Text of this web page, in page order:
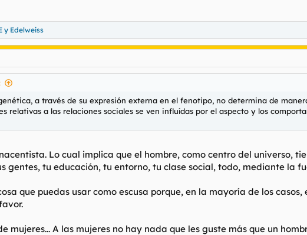
y Edelweiss
a través de su expresión externa en el fenotipo, no determina de
relativas a las relaciones sociales se ven influídas por el aspecto y los
Lo cual implica que el hombre, como centro del universo,
gentes, tu educación, tu entorno, tu clase social, todo, mediante la
que puedas usar como escusa porque, en la mayoría de los
mujeres... A las mujeres no hay nada que les guste más que un